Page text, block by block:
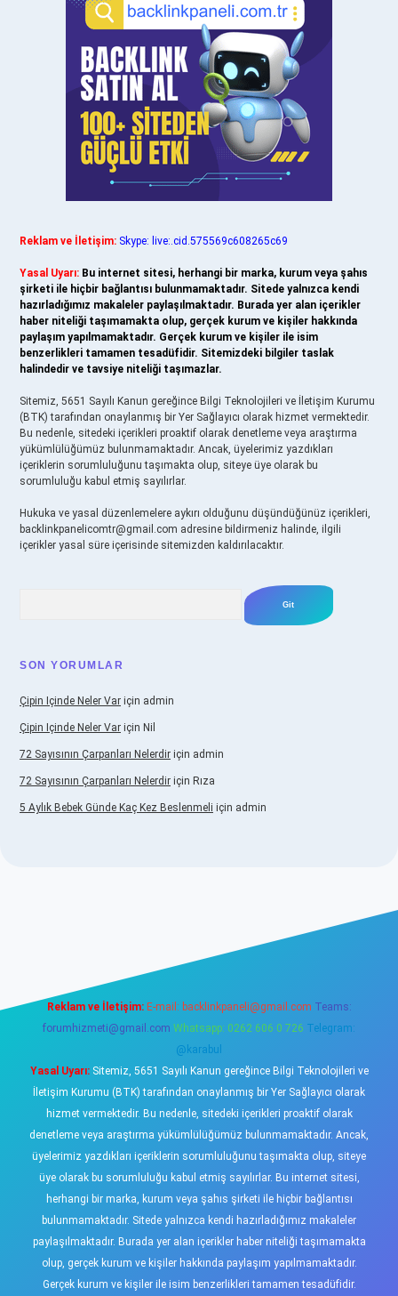
Reklam ve İletişim: Skype: live:.cid.575569c608265c69
Yasal Uyarı: Bu internet sitesi, herhangi bir marka, kurum veya şahıs
şirketi ile hiçbir bağlantısı bulunmamaktadır. Sitede yalnızca kendi
hazırladığımız makaleler paylaşılmaktadır. Burada yer alan içerikler
haber niteliği taşımamakta olup, gerçek kurum ve kişiler hakkında
paylaşım yapılmamaktadır. Gerçek kurum ve kişiler ile isim
benzerlikleri tamamen tesadüfidir. Sitemizdeki bilgiler taslak
halindedir ve tavsiye niteliği taşımazlar.
Sitemiz, 5651 Sayılı Kanun gereğince Bilgi Teknolojileri ve İletişim Kurumu
(BTK) tarafından onaylanmış bir Yer Sağlayıcı olarak hizmet vermektedir.
Bu nedenle, sitedeki içerikleri proaktif olarak denetleme veya araştırma
yükümlülüğümüz bulunmamaktadır. Ancak, üyelerimiz yazdıkları
içeriklerin sorumluluğunu taşımakta olup, siteye üye olarak bu
sorumluluğu kabul etmiş sayılırlar.
Hukuka ve yasal düzenlemelere aykırı olduğunu düşündüğünüz içerikleri,
backlinkpanelicomtr@gmail.com adresine bildirmeniz halinde, ilgili
içerikler yasal süre içerisinde sitemizden kaldırılacaktır.
SON YORUMLAR
Çipin Içinde Neler Var için admin
Çipin Içinde Neler Var için Nil
72 Sayısının Çarpanları Nelerdir için admin
72 Sayısının Çarpanları Nelerdir için Rıza
5 Aylık Bebek Günde Kaç Kez Beslenmeli için admin
Reklam ve İletişim: E-mail: backlinkpaneli@gmail.com Teams:
forumhizmeti@gmail.com Whatsapp: 0262 606 0 726 Telegram:
@karabul
Yasal Uyarı:Sitemiz, 5651 Sayılı Kanun gereğince Bilgi Teknolojileri ve
İletişim Kurumu (BTK) tarafından onaylanmış bir Yer Sağlayıcı olarak
hizmet vermektedir. Bu nedenle, sitedeki içerikleri proaktif olarak
denetleme veya araştırma yükümlülüğümüz bulunmamaktadır. Ancak,
üyelerimiz yazdıkları içeriklerin sorumluluğunu taşımakta olup, siteye
üye olarak bu sorumluluğu kabul etmiş sayılırlar. Bu internet sitesi,
herhangi bir marka, kurum veya şahıs şirketi ile hiçbir bağlantısı
bulunmamaktadır. Sitede yalnızca kendi hazırladığımız makaleler
paylaşılmaktadır. Burada yer alan içerikler haber niteliği taşımamakta
olup, gerçek kurum ve kişiler hakkında paylaşım yapılmamaktadır.
Gerçek kurum ve kişiler ile isim benzerlikleri tamamen tesadüfidir.